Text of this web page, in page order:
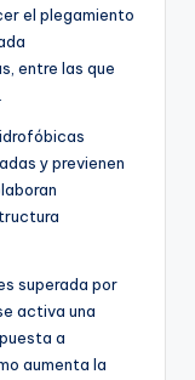
el plegamiento
entre las que
y previenen
superada por
activa una
a
aumenta la